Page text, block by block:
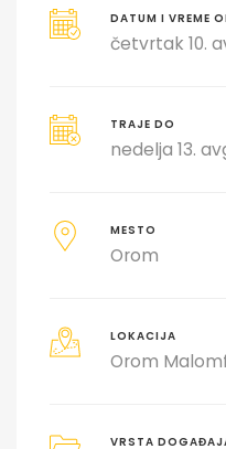
DATUM I VREME
četvrtak 10.
TRAJE DO
nedelja 13.
MESTO
Orom
LOKACIJA
Orom
VRSTA